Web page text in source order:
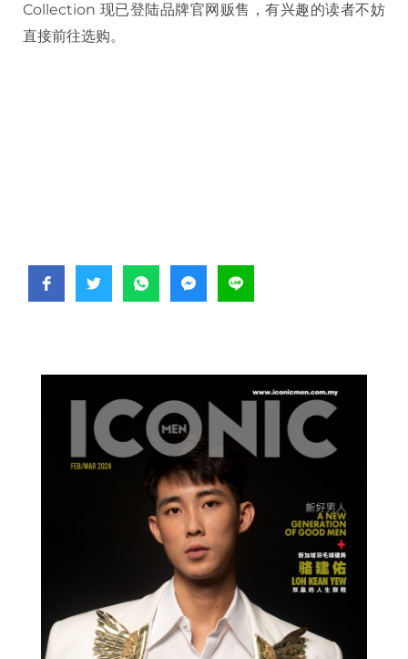
Collection 现已登陆品牌官网贩售，有兴趣的读者不妨
直接前往选购。